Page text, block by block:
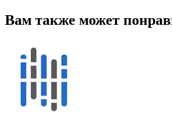
Вам также может